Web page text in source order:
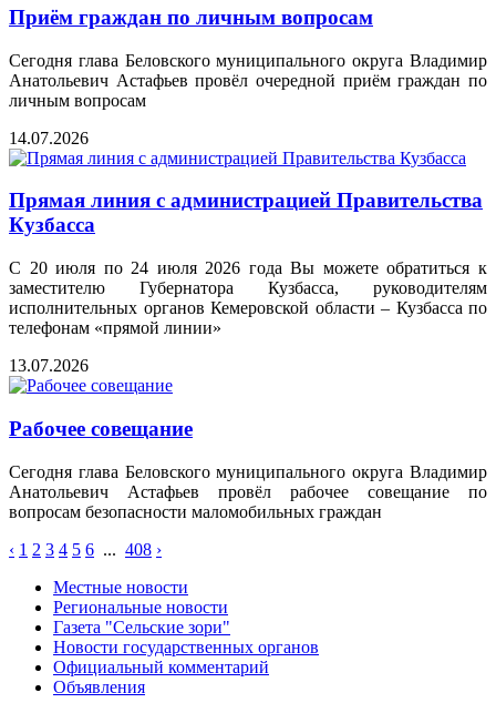
Приём граждан по личным вопросам
Сегодня глава Беловского муниципального округа Владимир
Анатольевич Астафьев провёл очередной приём граждан по
личным вопросам
14.07.2026
Прямая линия с администрацией Правительства
Кузбасса
С 20 июля по 24 июля 2026 года Вы можете обратиться к
заместителю Губернатора Кузбасса, руководителям
исполнительных органов Кемеровской области – Кузбасса по
телефонам «прямой линии»
13.07.2026
Рабочее совещание
Сегодня глава Беловского муниципального округа Владимир
Анатольевич Астафьев провёл рабочее совещание по
вопросам безопасности маломобильных граждан
‹ 1 2 3 4 5 6 ... 408 ›
Местные новости
Региональные новости
Газета "Сельские зори"
Новости государственных органов
Официальный комментарий
Объявления